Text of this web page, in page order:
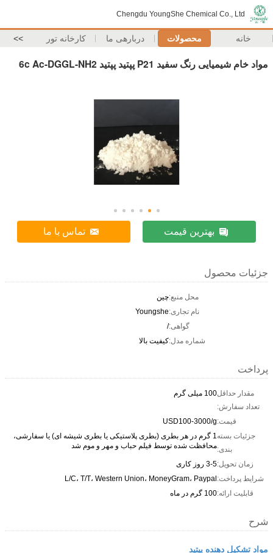
Chengdu YoungShe Chemical Co., Ltd
خانه محصولات دربارهی ما کارخانه تور >>
مواد خام شیمیایی رنگ سفید P21 پپتید پپتید 6c Ac-DGGL-NH2
بهترین قیمت تماس با ما
جزئیات محصول
محل منبع:چین
نام تجاری:Youngshe
گواهی:/
شماره مدل:کیفیت بالا
پرداخت
مقدار حداقل
تعداد سفارش:
100 میلی گرم
قیمت:USD100-3000/g
جزئیات بسته
بندی:
1 گرم در هر بطری (بطری پلاستیکی یا بطری شیشه ای) یا سفارشی،
محافظت شده توسط فیلم حباب و مهر و موم شد
زمان تحویل:3-5 روز کاری
شرایط پرداخت:L/C، T/T، Western Union، MoneyGram، Paypal
قابلیت ارائه:100 گرم در ماه
شرح
مواد تشکیل دهنده پپتید